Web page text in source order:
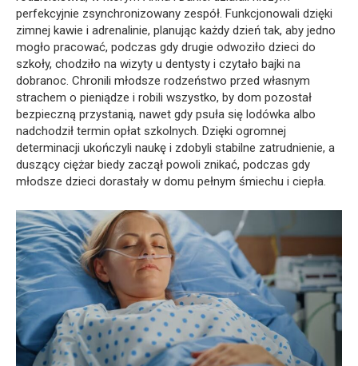
perfekcyjnie zsynchronizowany zespół. Funkcjonowali dzięki
zimnej kawie i adrenalinie, planując każdy dzień tak, aby jedno
mogło pracować, podczas gdy drugie odwoziło dzieci do
szkoły, chodziło na wizyty u dentysty i czytało bajki na
dobranoc. Chronili młodsze rodzeństwo przed własnym
strachem o pieniądze i robili wszystko, by dom pozostał
bezpieczną przystanią, nawet gdy psuła się lodówka albo
nadchodził termin opłat szkolnych. Dzięki ogromnej
determinacji ukończyli naukę i zdobyli stabilne zatrudnienie, a
duszący ciężar biedy zaczął powoli znikać, podczas gdy
młodsze dzieci dorastały w domu pełnym śmiechu i ciepła.